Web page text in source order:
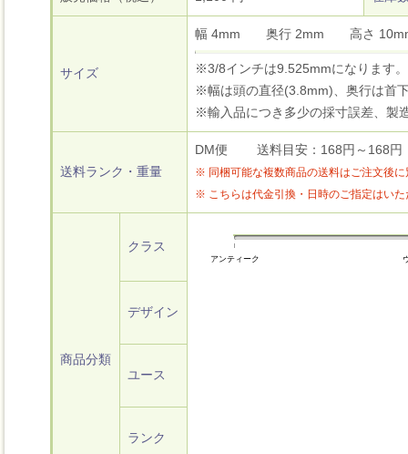
サイズ
幅 4mm 奥行 2mm 高さ
※3/8インチは9.525mmになります。
※幅は頭の直径(3.8mm)、奥行は首
※輸入品につき多少の採寸誤差、製
送料ランク・重量
DM便 送料目安：168円～168
※ 同梱可能な複数商品の送料はご注文後
※ こちらは代金引換・日時のご指定はい
商品分類
クラス
アンティーク
デザイン
ユース
ランク